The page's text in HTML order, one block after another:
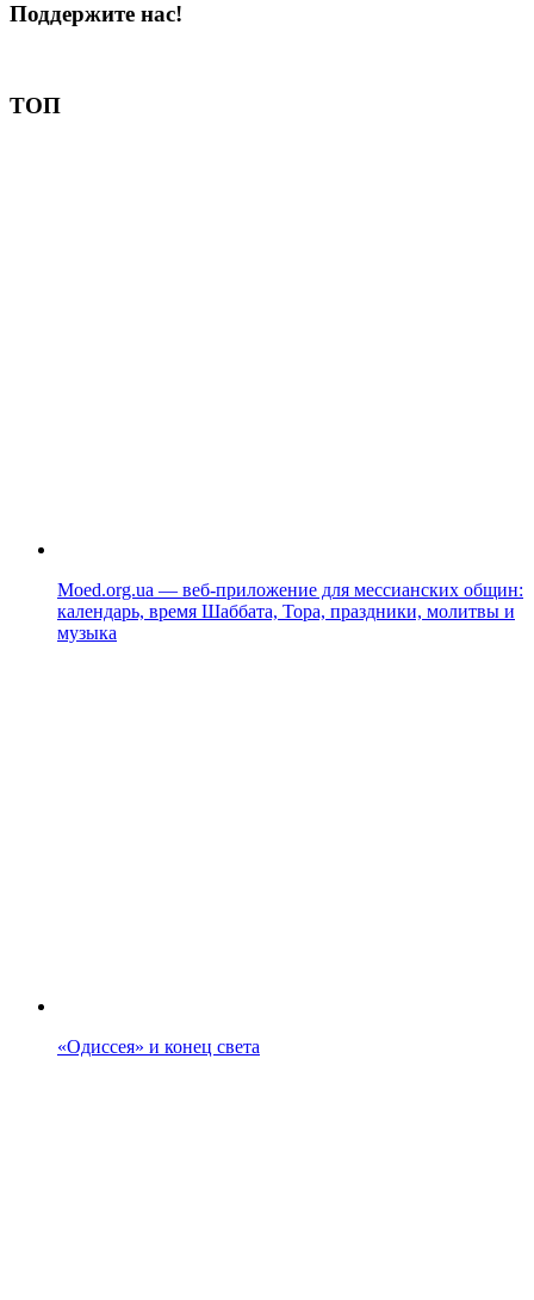
Поддержите нас!
ТОП
Moed.org.ua — веб-приложение для мессианских общин:
календарь, время Шаббата, Тора, праздники, молитвы и
музыка
«Одиссея» и конец света